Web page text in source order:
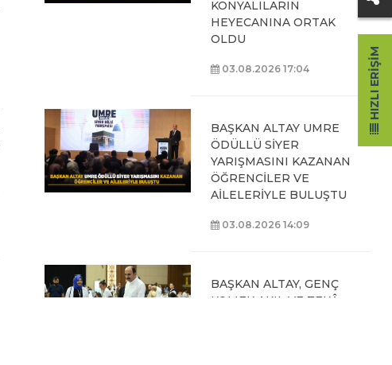
KONYALILARIN
HEYECANINA ORTAK
OLDU
03.08.2026 17:04
BAŞKAN ALTAY UMRE
ÖDÜLLÜ SİYER
YARIŞMASINI KAZANAN
ÖĞRENCİLER VE
AİLELERİYLE BULUŞTU
03.08.2026 14:09
BAŞKAN ALTAY, GENÇ
KOMEK AKIL VE ZEKÂ
HIZLI ERIŞIM